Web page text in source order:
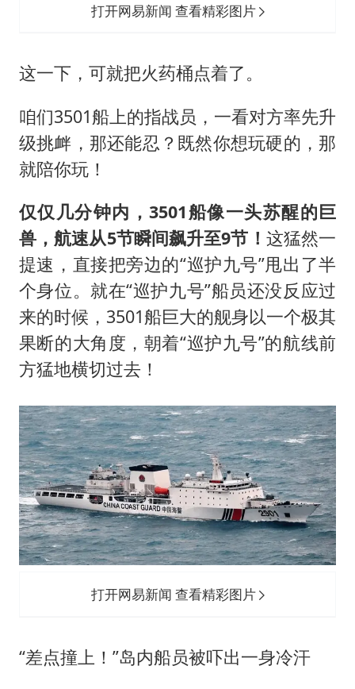
打开网易新闻 查看精彩图片
这一下，可就把火药桶点着了。
咱们3501船上的指战员，一看对方率先升
级挑衅，那还能忍？既然你想玩硬的，那
就陪你玩！
仅仅几分钟内，3501船像一头苏醒的巨
兽，航速从5节瞬间飙升至9节！ 这猛然一
提速，直接把旁边的“巡护九号”甩出了半
个身位。就在“巡护九号”船员还没反应过
来的时候，3501船巨大的舰身以一个极其
果断的大角度，朝着“巡护九号”的航线前
方猛地横切过去！
打开网易新闻 查看精彩图片
“差点撞上！”岛内船员被吓出一身冷汗